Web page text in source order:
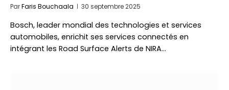
ParFaris Bouchaala 30 septembre 2025
Bosch, leader mondial des technologies et services
automobiles, enrichit ses services connectés en
intégrant les Road Surface Alerts de NIRA…